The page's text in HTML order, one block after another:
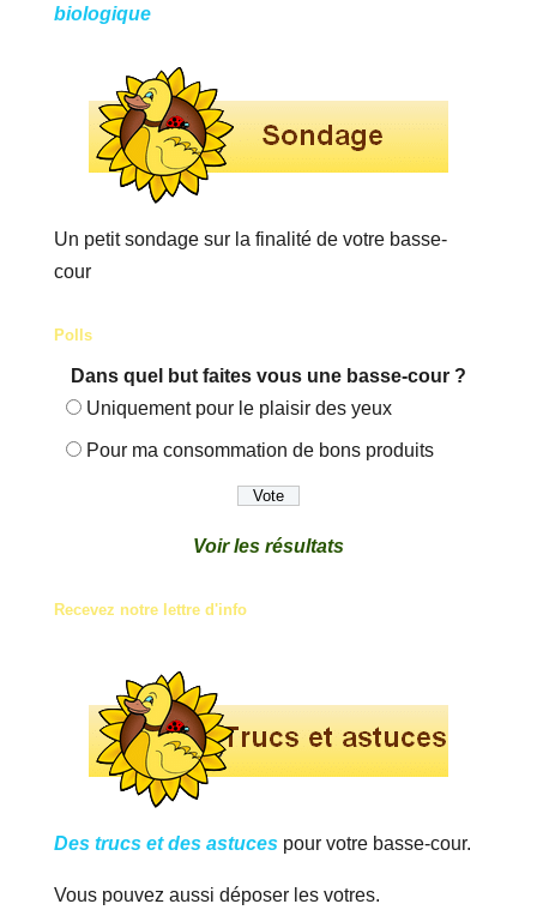
biologique
Un petit sondage sur la finalité de votre basse-
cour
Polls
Dans quel but faites vous une basse-cour ?
Uniquement pour le plaisir des yeux
Pour ma consommation de bons produits
Voir les résultats
Recevez notre lettre d'info
Des trucs et des astucespour votre basse-cour.
Vous pouvez aussi déposer les votres.